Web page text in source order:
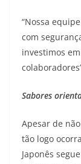
“Nossa
com
investimos
Sabores
Apesar de
tão logo
Japonês